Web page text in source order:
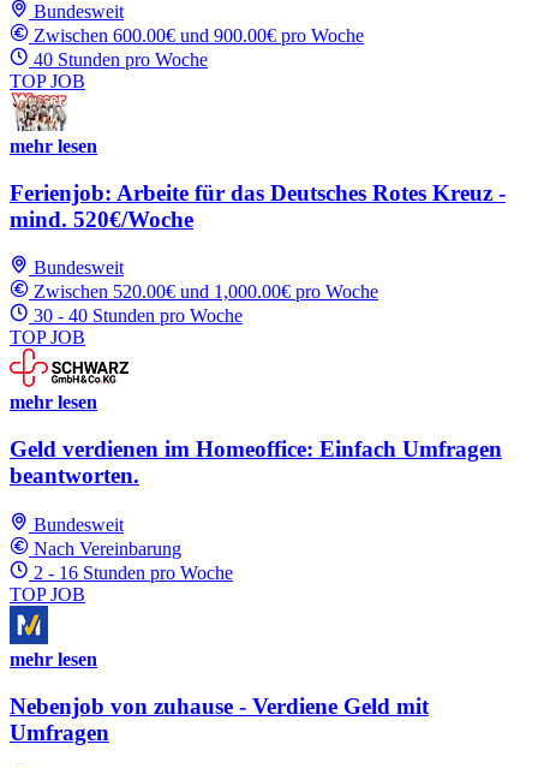
Bundesweit
Zwischen 600.00€ und 900.00€ pro Woche
40 Stunden pro Woche
TOP JOB
mehr lesen
Ferienjob: Arbeite für das Deutsches Rotes Kreuz -
mind. 520€/Woche
Bundesweit
Zwischen 520.00€ und 1,000.00€ pro Woche
30 - 40 Stunden pro Woche
TOP JOB
mehr lesen
Geld verdienen im Homeoffice: Einfach Umfragen
beantworten.
Bundesweit
Nach Vereinbarung
2 - 16 Stunden pro Woche
TOP JOB
mehr lesen
Nebenjob von zuhause - Verdiene Geld mit
Umfragen